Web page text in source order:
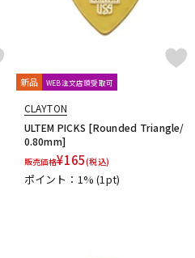
電子ピアノ
エフェクター
DTM
新品 WEB注文店頭受取可
CLAYTON
ULTEM PICKS [Rounded Triangle/
0.80mm]
販売価格¥165(税込)
ポイント：1%(1pt)